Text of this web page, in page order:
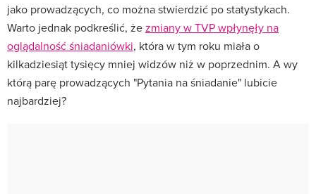
jako prowadzących, co można stwierdzić po statystykach.
Warto jednak podkreślić, żezmiany w TVP wpłynęły na
oglądalność śniadaniówki, która w tym roku miała o
kilkadziesiąt tysięcy mniej widzów niż w poprzednim. A wy
którą parę prowadzących "Pytania na śniadanie" lubicie
najbardziej?